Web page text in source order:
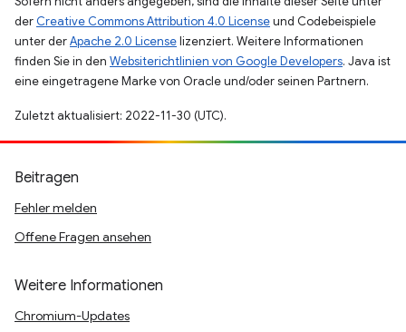
der Creative Commons Attribution 4.0 Licenseund Codebeispiele
unter derApache 2.0 Licenselizenziert. Weitere Informationen
finden Sie in den Websiterichtlinien von Google Developers. Java ist
eine eingetragene Marke von Oracle und/oder seinen Partnern.
Zuletzt aktualisiert: 2022-11-30 (UTC).
Beitragen
Fehler melden
Offene Fragen ansehen
Weitere Informationen
Chromium-Updates